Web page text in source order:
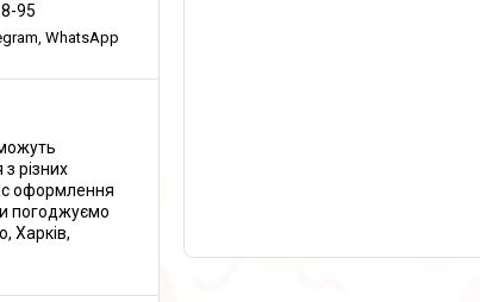
95
WhatsApp
різних
оформлення
погоджуємо
Харків,